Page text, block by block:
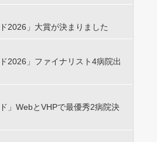
2026」大賞が決まりました
2026」ファイナリスト4病院出
」WebとVHPで最優秀2病院決